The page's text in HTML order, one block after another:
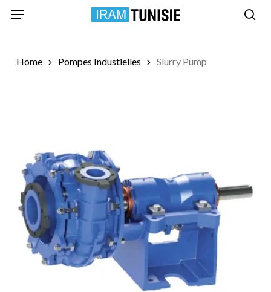
Menu
Home Pompes Industielles Slurry Pump